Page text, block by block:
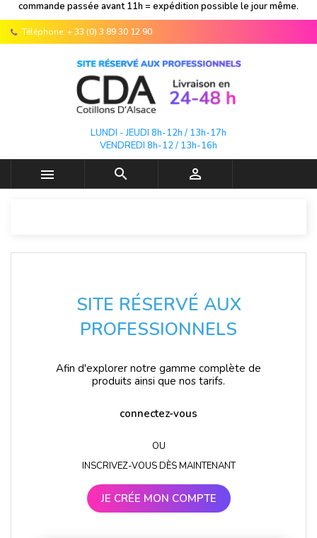
commande passée avant 11h = expédition possible le jour même.
Téléphone: + 33 (0) 3 89 30 12 90
LUNDI - JEUDI 8h-12h / 13h-17h
VENDREDI 8h-12 / 13h-16h
  
SITE RÉSERVÉ AUX
PROFESSIONNELS
Afin d'explorer notre gamme complète de
produits ainsi que nos tarifs.
connectez-vous
OU
INSCRIVEZ-VOUS DÈS MAINTENANT
JE CRÉE MON COMPTE